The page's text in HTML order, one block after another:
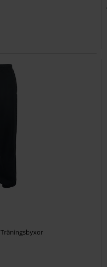
Träningsbyxor